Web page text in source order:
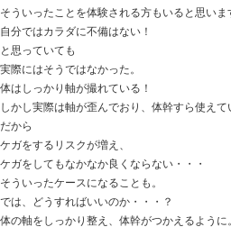
知らせ,痛み